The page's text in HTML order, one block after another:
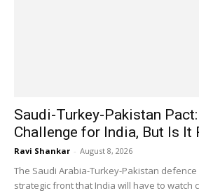
Saudi-Turkey-Pakistan
Challenge for India, But Is It
Ravi Shankar - August 8, 2026
The Saudi Arabia-Turkey-Pakistan
strategic front that India will have to watch